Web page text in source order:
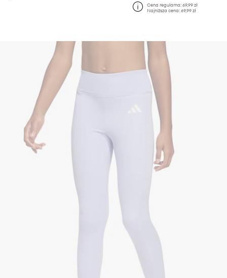
Cena regularna:69,99 zł
Najniższa cena:69,99 zł